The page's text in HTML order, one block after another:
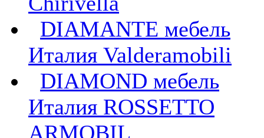
DIAMANTE мебель
Италия Valderamobili
DIAMOND мебель
Италия ROSSETTO
ARMOBIL